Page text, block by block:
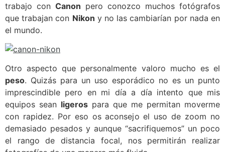
trabajo con Canon pero conozco muchos fotógrafos
que trabajan con Nikon y no las cambiarían por nada en
el mundo.
Otro aspecto que personalmente valoro mucho es el
peso. Quizás para un uso esporádico no es un punto
imprescindible pero en mi día a día intento que mis
equipos sean ligeros para que me permitan moverme
con rapidez. Por eso os aconsejo el uso de zoom no
demasiado pesados y aunque “sacrifiquemos” un poco
el rango de distancia focal, nos permitirán realizar